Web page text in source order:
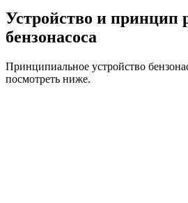
Устройство и принцип
бензонасоса
Принципиальное устройство
посмотреть ниже.